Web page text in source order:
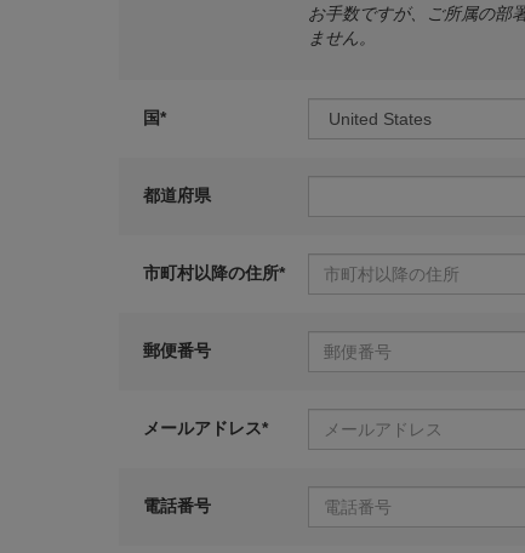
お手数ですが、ご所属の部
ません。
国*
都道府県
市町村以降の住所*
郵便番号
メールアドレス*
電話番号